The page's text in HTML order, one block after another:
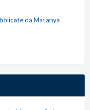
da Matanya